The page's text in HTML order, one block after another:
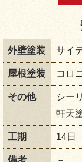
外壁塗装 サイ
屋根塗装 コロ
その他
シー
軒天
工期 14日
備考 －